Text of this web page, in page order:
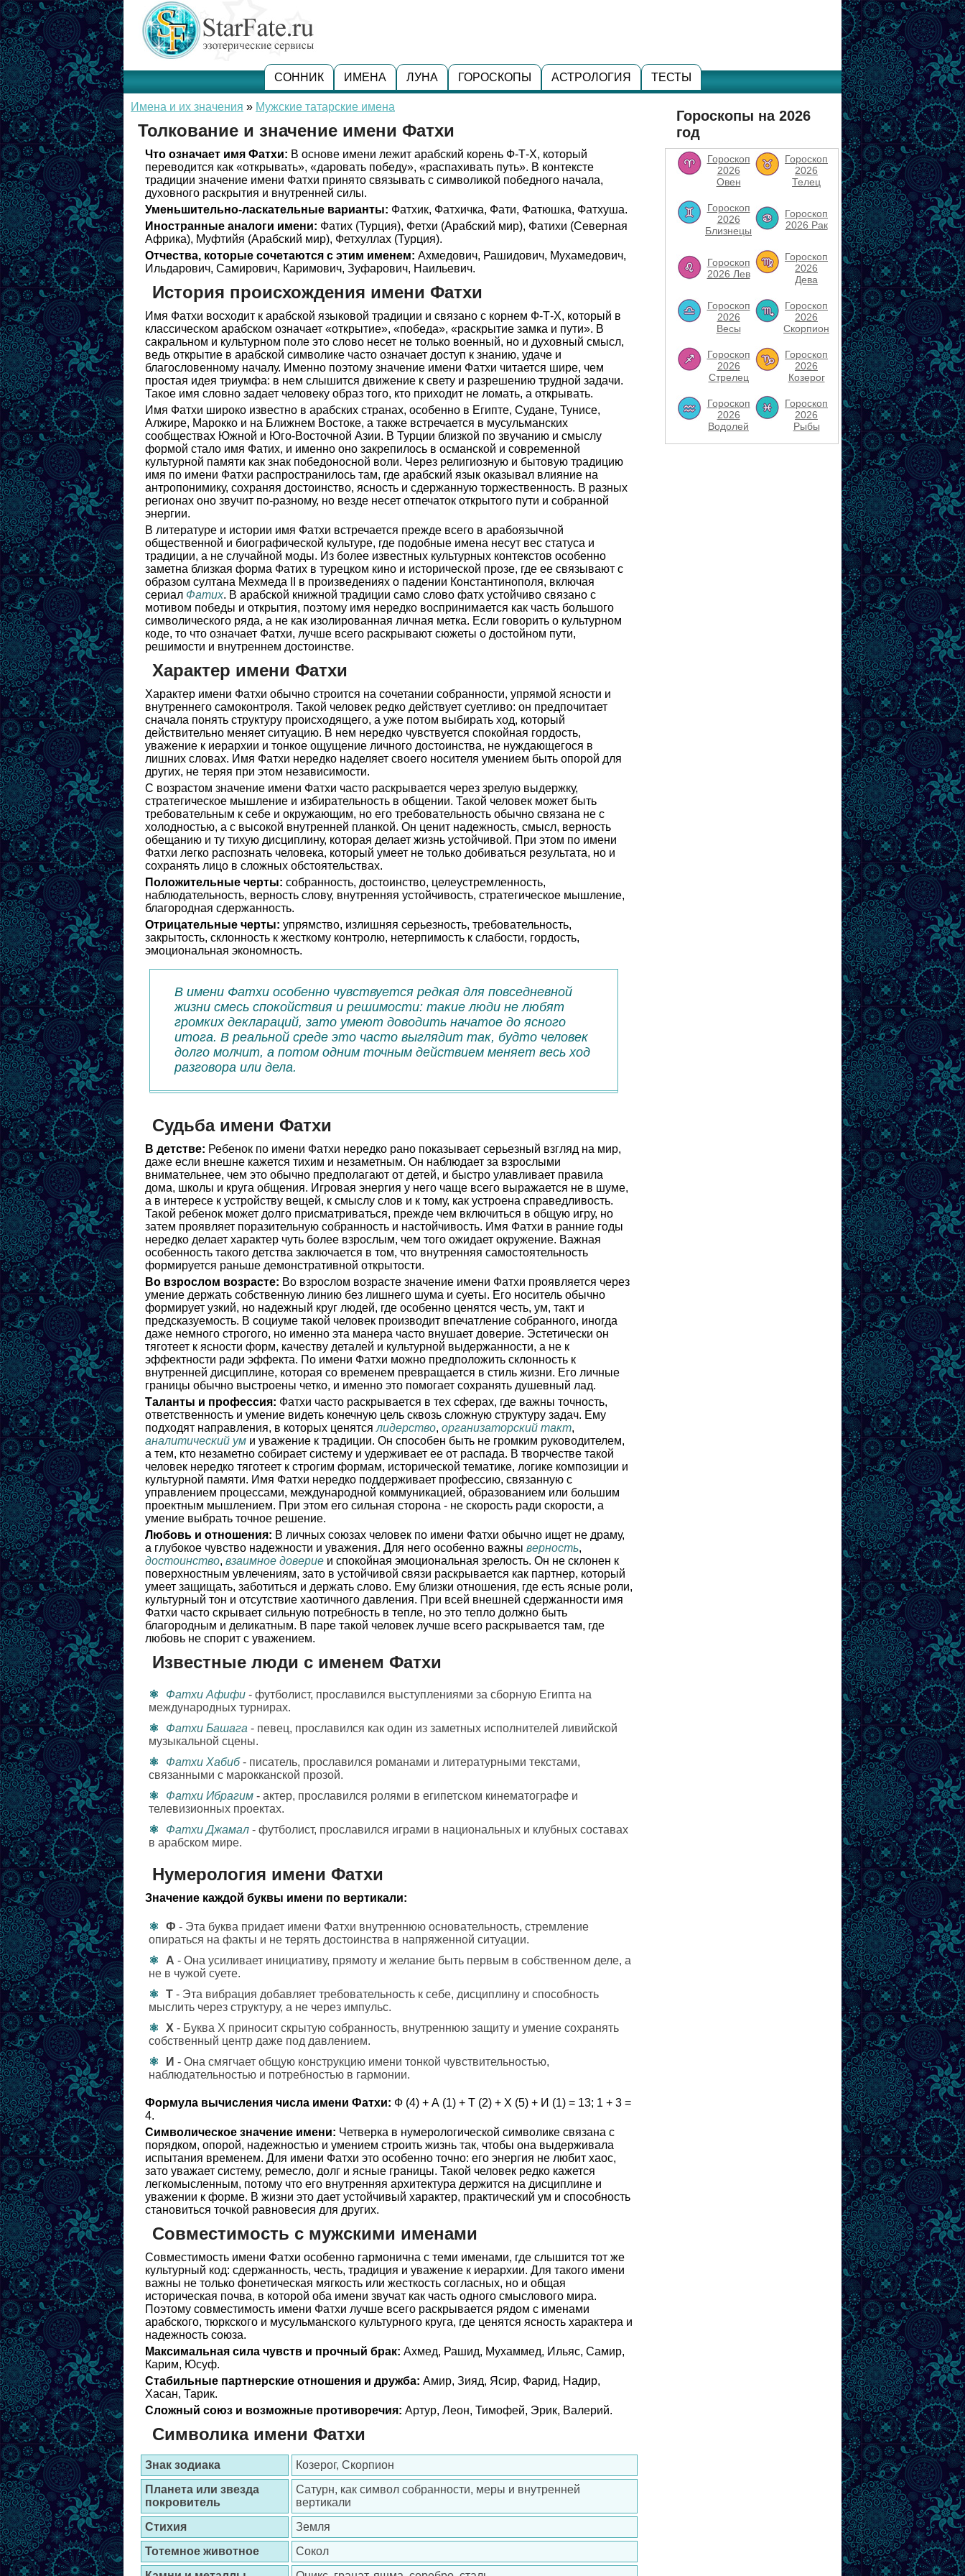
СОННИК ИМЕНА ЛУНА ГОРОСКОПЫ АСТРОЛОГИЯ ТЕСТЫ
Имена и их значения » Мужские татарские имена
Толкование и значение имени Фатхи
Что означает имя Фатхи: В основе имени лежит арабский корень Ф-Т-Х, который
переводится как «открывать», «даровать победу», «распахивать путь». В контексте
традиции значение имени Фатхи принято связывать с символикой победного начала,
духовного раскрытия и внутренней силы.
Уменьшительно-ласкательные варианты: Фатхик, Фатхичка, Фати, Фатюшка, Фатхуша.
Иностранные аналоги имени: Фатих (Турция), Фетхи (Арабский мир), Фатихи (Северная
Африка), Муфтийя (Арабский мир), Фетхуллах (Турция).
Отчества, которые сочетаются с этим именем: Ахмедович, Рашидович, Мухамедович,
Ильдарович, Самирович, Каримович, Зуфарович, Наильевич.
История происхождения имени Фатхи
Имя Фатхи восходит к арабской языковой традиции и связано с корнем Ф-Т-Х, который в
классическом арабском означает «открытие», «победа», «раскрытие замка и пути». В
сакральном и культурном поле это слово несет не только военный, но и духовный смысл,
ведь открытие в арабской символике часто означает доступ к знанию, удаче и
благословенному началу. Именно поэтому значение имени Фатхи читается шире, чем
простая идея триумфа: в нем слышится движение к свету и разрешению трудной задачи.
Такое имя словно задает человеку образ того, кто приходит не ломать, а открывать.
Имя Фатхи широко известно в арабских странах, особенно в Египте, Судане, Тунисе,
Алжире, Марокко и на Ближнем Востоке, а также встречается в мусульманских
сообществах Южной и Юго-Восточной Азии. В Турции близкой по звучанию и смыслу
формой стало имя Фатих, и именно оно закрепилось в османской и современной
культурной памяти как знак победоносной воли. Через религиозную и бытовую традицию
имя по имени Фатхи распространилось там, где арабский язык оказывал влияние на
антропонимику, сохраняя достоинство, ясность и сдержанную торжественность. В разных
регионах оно звучит по-разному, но везде несет отпечаток открытого пути и собранной
энергии.
В литературе и истории имя Фатхи встречается прежде всего в арабоязычной
общественной и биографической культуре, где подобные имена несут вес статуса и
традиции, а не случайной моды. Из более известных культурных контекстов особенно
заметна близкая форма Фатих в турецком кино и исторической прозе, где ее связывают с
образом султана Мехмеда II в произведениях о падении Константинополя, включая
сериал Фатих. В арабской книжной традиции само слово фатх устойчиво связано с
мотивом победы и открытия, поэтому имя нередко воспринимается как часть большого
символического ряда, а не как изолированная личная метка. Если говорить о культурном
коде, то что означает Фатхи, лучше всего раскрывают сюжеты о достойном пути,
решимости и внутреннем достоинстве.
Характер имени Фатхи
Характер имени Фатхи обычно строится на сочетании собранности, упрямой ясности и
внутреннего самоконтроля. Такой человек редко действует суетливо: он предпочитает
сначала понять структуру происходящего, а уже потом выбирать ход, который
действительно меняет ситуацию. В нем нередко чувствуется спокойная гордость,
уважение к иерархии и тонкое ощущение личного достоинства, не нуждающегося в
лишних словах. Имя Фатхи нередко наделяет своего носителя умением быть опорой для
других, не теряя при этом независимости.
С возрастом значение имени Фатхи часто раскрывается через зрелую выдержку,
стратегическое мышление и избирательность в общении. Такой человек может быть
требовательным к себе и окружающим, но его требовательность обычно связана не с
холодностью, а с высокой внутренней планкой. Он ценит надежность, смысл, верность
обещанию и ту тихую дисциплину, которая делает жизнь устойчивой. При этом по имени
Фатхи легко распознать человека, который умеет не только добиваться результата, но и
сохранять лицо в сложных обстоятельствах.
Положительные черты: собранность, достоинство, целеустремленность,
наблюдательность, верность слову, внутренняя устойчивость, стратегическое мышление,
благородная сдержанность.
Отрицательные черты: упрямство, излишняя серьезность, требовательность,
закрытость, склонность к жесткому контролю, нетерпимость к слабости, гордость,
эмоциональная экономность.
В имени Фатхи особенно чувствуется редкая для повседневной
жизни смесь спокойствия и решимости: такие люди не любят
громких деклараций, зато умеют доводить начатое до ясного
итога. В реальной среде это часто выглядит так, будто человек
долго молчит, а потом одним точным действием меняет весь ход
разговора или дела.
Судьба имени Фатхи
В детстве: Ребенок по имени Фатхи нередко рано показывает серьезный взгляд на мир,
даже если внешне кажется тихим и незаметным. Он наблюдает за взрослыми
внимательнее, чем это обычно предполагают от детей, и быстро улавливает правила
дома, школы и круга общения. Игровая энергия у него чаще всего выражается не в шуме,
а в интересе к устройству вещей, к смыслу слов и к тому, как устроена справедливость.
Такой ребенок может долго присматриваться, прежде чем включиться в общую игру, но
затем проявляет поразительную собранность и настойчивость. Имя Фатхи в ранние годы
нередко делает характер чуть более взрослым, чем того ожидает окружение. Важная
особенность такого детства заключается в том, что внутренняя самостоятельность
формируется раньше демонстративной открытости.
Во взрослом возрасте: Во взрослом возрасте значение имени Фатхи проявляется через
умение держать собственную линию без лишнего шума и суеты. Его носитель обычно
формирует узкий, но надежный круг людей, где особенно ценятся честь, ум, такт и
предсказуемость. В социуме такой человек производит впечатление собранного, иногда
даже немного строгого, но именно эта манера часто внушает доверие. Эстетически он
тяготеет к ясности форм, качеству деталей и культурной выдержанности, а не к
эффектности ради эффекта. По имени Фатхи можно предположить склонность к
внутренней дисциплине, которая со временем превращается в стиль жизни. Его личные
границы обычно выстроены четко, и именно это помогает сохранять душевный лад.
Таланты и профессия: Фатхи часто раскрывается в тех сферах, где важны точность,
ответственность и умение видеть конечную цель сквозь сложную структуру задач. Ему
подходят направления, в которых ценятся лидерство, организаторский такт,
аналитический ум и уважение к традиции. Он способен быть не громким руководителем,
а тем, кто незаметно собирает систему и удерживает ее от распада. В творчестве такой
человек нередко тяготеет к строгим формам, исторической тематике, логике композиции и
культурной памяти. Имя Фатхи нередко поддерживает профессию, связанную с
управлением процессами, международной коммуникацией, образованием или большим
проектным мышлением. При этом его сильная сторона - не скорость ради скорости, а
умение выбрать точное решение.
Любовь и отношения: В личных союзах человек по имени Фатхи обычно ищет не драму,
а глубокое чувство надежности и уважения. Для него особенно важны верность,
достоинство, взаимное доверие и спокойная эмоциональная зрелость. Он не склонен к
поверхностным увлечениям, зато в устойчивой связи раскрывается как партнер, который
умеет защищать, заботиться и держать слово. Ему близки отношения, где есть ясные роли,
культурный тон и отсутствие хаотичного давления. При всей внешней сдержанности имя
Фатхи часто скрывает сильную потребность в тепле, но это тепло должно быть
благородным и деликатным. В паре такой человек лучше всего раскрывается там, где
любовь не спорит с уважением.
Известные люди с именем Фатхи
Фатхи Афифи - футболист, прославился выступлениями за сборную Египта на
международных турнирах.
Фатхи Башага - певец, прославился как один из заметных исполнителей ливийской
музыкальной сцены.
Фатхи Хабиб- писатель, прославился романами и литературными текстами,
связанными с марокканской прозой.
Фатхи Ибрагим - актер, прославился ролями в египетском кинематографе и
телевизионных проектах.
Фатхи Джамал - футболист, прославился играми в национальных и клубных составах
в арабском мире.
Нумерология имени Фатхи
Значение каждой буквы имени по вертикали:
Ф - Эта буква придает имени Фатхи внутреннюю основательность, стремление
опираться на факты и не терять достоинства в напряженной ситуации.
А - Она усиливает инициативу, прямоту и желание быть первым в собственном деле, а
не в чужой суете.
Т - Эта вибрация добавляет требовательность к себе, дисциплину и способность
мыслить через структуру, а не через импульс.
Х - Буква Х приносит скрытую собранность, внутреннюю защиту и умение сохранять
собственный центр даже под давлением.
И - Она смягчает общую конструкцию имени тонкой чувствительностью,
наблюдательностью и потребностью в гармонии.
Формула вычисления числа имени Фатхи: Ф (4) + А (1) + Т (2) + Х (5) + И (1) = 13; 1 + 3 =
4.
Символическое значение имени: Четверка в нумерологической символике связана с
порядком, опорой, надежностью и умением строить жизнь так, чтобы она выдерживала
испытания временем. Для имени Фатхи это особенно точно: его энергия не любит хаос,
зато уважает систему, ремесло, долг и ясные границы. Такой человек редко кажется
легкомысленным, потому что его внутренняя архитектура держится на дисциплине и
уважении к форме. В жизни это дает устойчивый характер, практический ум и способность
становиться точкой равновесия для других.
Совместимость с мужскими именами
Совместимость имени Фатхи особенно гармонична с теми именами, где слышится тот же
культурный код: сдержанность, честь, традиция и уважение к иерархии. Для такого имени
важны не только фонетическая мягкость или жесткость согласных, но и общая
историческая почва, в которой оба имени звучат как часть одного смыслового мира.
Поэтому совместимость имени Фатхи лучше всего раскрывается рядом с именами
арабского, тюркского и мусульманского культурного круга, где ценятся ясность характера и
надежность союза.
Максимальная сила чувств и прочный брак: Ахмед, Рашид, Мухаммед, Ильяс, Самир,
Карим, Юсуф.
Стабильные партнерские отношения и дружба: Амир, Зияд, Ясир, Фарид, Надир,
Хасан, Тарик.
Сложный союз и возможные противоречия: Артур, Леон, Тимофей, Эрик, Валерий.
Символика имени Фатхи
Знак зодиака
Козерог, Скорпион
Планета или звезда
покровитель
Сатурн, как символ собранности, меры и внутренней
вертикали
Стихия
Земля
Тотемное животное
Сокол
Гороскопы на 2026
год
Гороскоп
2026
Овен
Гороскоп
2026
Телец
Гороскоп
2026
Близнецы
Гороскоп
2026 Рак
Гороскоп
2026 Лев
Гороскоп
2026
Дева
Гороскоп
2026
Весы
Гороскоп
2026
Скорпион
Гороскоп
2026
Стрелец
Гороскоп
2026
Козерог
Гороскоп
2026
Водолей
Гороскоп
2026
Рыбы